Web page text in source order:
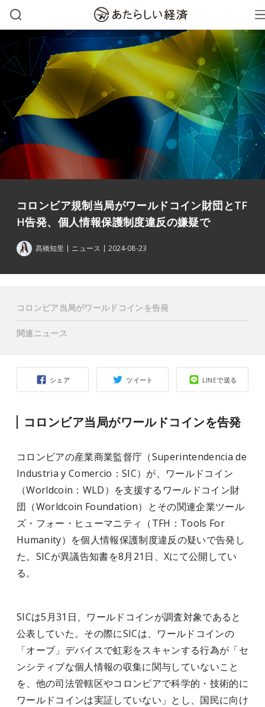
コロンビア規制当局がワールドコイン財団とTF
H告発、個人情報保護制度違反の嫌疑で
髙橋知里 ニュース 2024-08-23
シェア ツイート LINEで送る
コロンビア当局がワールドコインを告発
コロンビアの産業商業監督庁（Superintendencia de
Industria y Comercio：SIC）が、ワールドコイン
（Worldcoin：WLD）を支援するワールドコイン財
団（Worldcoin Foundation）とその関連企業ツール
ズ・フォー・ヒューマニティ（TFH：Tools For
Humanity）を個人情報保護制度違反の疑いで告発し
た。SICが異議告知書を8月21日、Xにて公開してい
る。
SICは5月31日、ワールドコインが調査対象であると
公表していた。その際にSICは、ワールドコインの
「オーブ」デバイスで虹彩をスキャンする行為が「セ
ンシティブな個人情報の収集に関与していないこと
を、他の司法管轄区やコロンビアで科学的・技術的に
ワールドコインは実証していない」とし、国民に向け
コロンビア当局がワールドコインを告発
関連ニュース